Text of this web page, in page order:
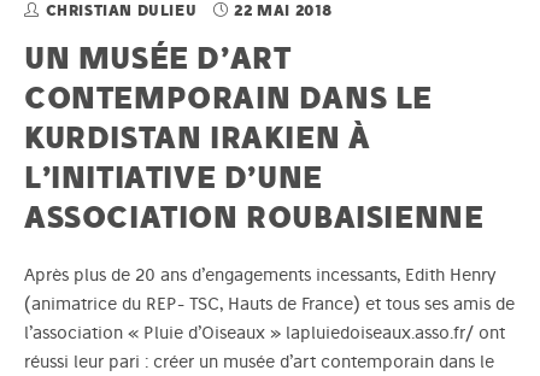
CHRISTIAN DULIEU 22 MAI 2018
UN MUSÉE D’ART
CONTEMPORAIN DANS LE
KURDISTAN IRAKIEN À
L’INITIATIVE D’UNE
ASSOCIATION ROUBAISIENNE
Après plus de 20 ans d’engagements incessants, Edith Henry
(animatrice du REP- TSC, Hauts de France) et tous ses amis de
l’association « Pluie d’Oiseaux » lapluiedoiseaux.asso.fr/ ont
réussi leur pari : créer un musée d’art contemporain dans le